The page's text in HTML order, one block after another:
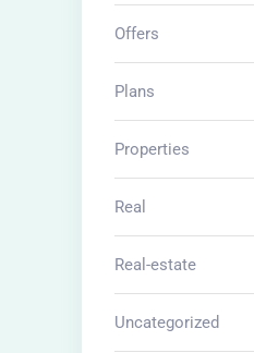
Offers
Plans
Properties
Real
Real-estate
Uncategorized